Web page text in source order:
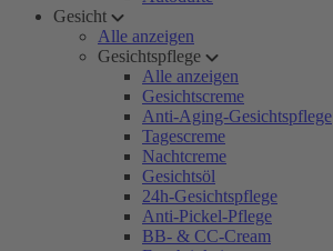
Gesicht
Alle anzeigen
Gesichtspflege
Alle anzeigen
Gesichtscreme
Anti-Aging-Gesichtspflege
Tagescreme
Nachtcreme
Gesichtsöl
24h-Gesichtspflege
Anti-Pickel-Pflege
BB- & CC-Cream